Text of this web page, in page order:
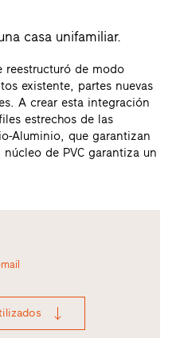
casa unifamiliar.
reestructuró de modo
existente, partes nuevas
A crear esta integración
estrechos de las
Aluminio, que garantizan
de PVC garantiza un